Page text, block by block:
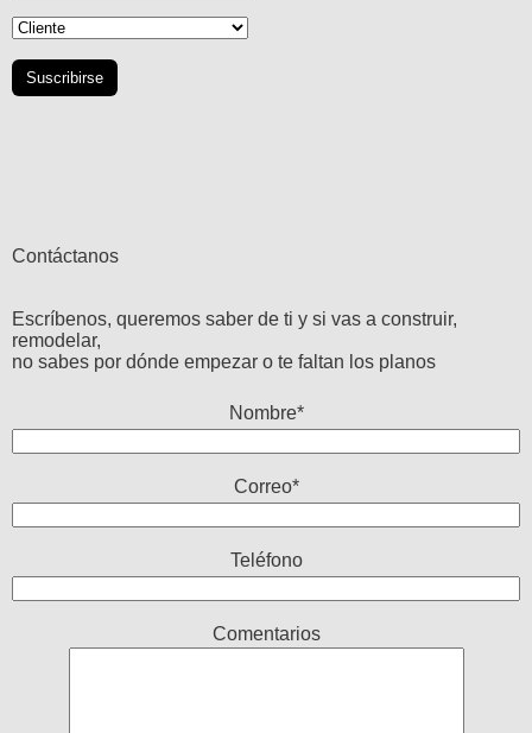
Contáctanos
Escríbenos, queremos saber de ti y si vas a construir,
remodelar,
no sabes por dónde empezar o te faltan los planos
Nombre*
Correo*
Teléfono
Comentarios